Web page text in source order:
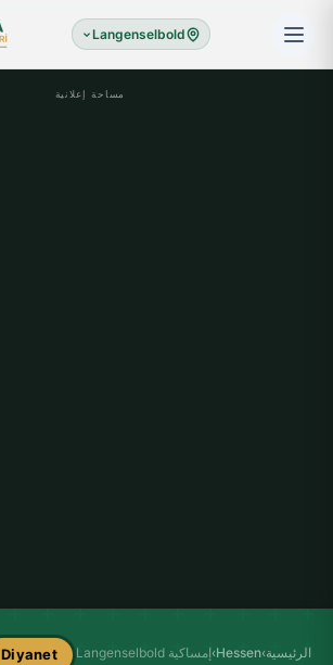
Langenselbold
مساحة إعلانية
الرئيسية›
Hessen
›إمساكية Langenselbold Diyanet